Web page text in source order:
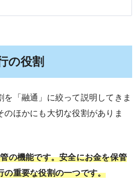
の役割
を「融通」に絞って説明してきま
のほかにも大切な役割がありま
の機能です。安全にお金を保管
の重要な役割の一つです。